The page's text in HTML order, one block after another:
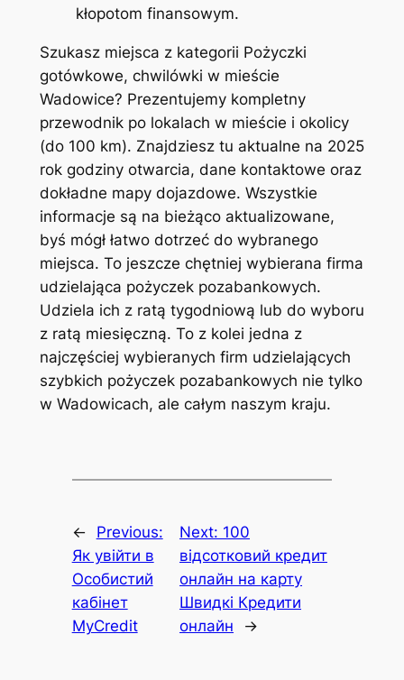
kłopotom finansowym.
Szukasz miejsca z kategorii Pożyczki
gotówkowe, chwilówki w mieście
Wadowice? Prezentujemy kompletny
przewodnik po lokalach w mieście i okolicy
(do 100 km). Znajdziesz tu aktualne na 2025
rok godziny otwarcia, dane kontaktowe oraz
dokładne mapy dojazdowe. Wszystkie
informacje są na bieżąco aktualizowane,
byś mógł łatwo dotrzeć do wybranego
miejsca. To jeszcze chętniej wybierana firma
udzielająca pożyczek pozabankowych.
Udziela ich z ratą tygodniową lub do wyboru
z ratą miesięczną. To z kolei jedna z
najczęściej wybieranych firm udzielających
szybkich pożyczek pozabankowych nie tylko
w Wadowicach, ale całym naszym kraju.
←
Previous:
Як увійти в
Особистий
кабінет
MyCredit
Next: 100
відсотковий кредит
онлайн на карту
Швидкі Кредити
онлайн
→